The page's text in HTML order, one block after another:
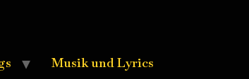
Musik und Lyrics